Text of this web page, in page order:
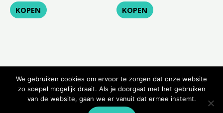
KOPEN KOPEN
Copyright © 2026 Kampeerwinkeltje
We gebruiken cookies om ervoor te zorgen dat onze website
zo soepel mogelijk draait. Als je doorgaat met het gebruiken
van de website, gaan we er vanuit dat ermee instemt.